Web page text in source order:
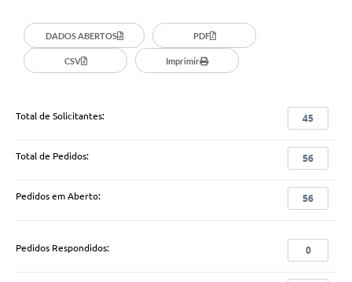
DADOS ABERTOS PDF
CSV Imprimir
Total de Solicitantes: 45
Total de Pedidos: 56
Pedidos em Aberto: 56
Pedidos Respondidos: 0